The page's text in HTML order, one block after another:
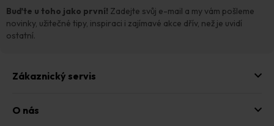
v
k
Buďte u toho jako první! Zadejte svůj e-mail a my vám pošleme
novinky, užitečné tipy, inspiraci i zajímavé akce dřív, než je uvidí
ostatní.
Zákaznický servis
O nás